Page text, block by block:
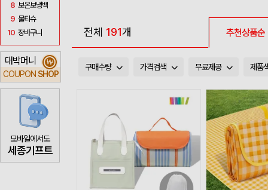
8 보온보냉백
9 물티슈
10 장바구니
대박머니
COUPON SHOP
₩
모바일에서도
세종기프트
전체 191개 추천상품순
구매수량 가격검색 무료제공 제품